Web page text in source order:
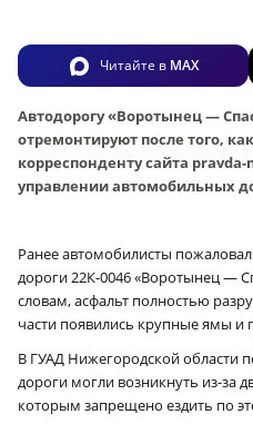
Читайте в MAX
Автодорогу «Воротынец —
отремонтируют после того,
корреспонденту сайта
управлении автомобильных
Ранее автомобилисты
дороги 22К-0046 «Воротынец —
словам, асфальт полностью
части появились крупные ямы и
В ГУАД Нижегородской области
дороги могли возникнуть из-за
которым запрещено ездить по